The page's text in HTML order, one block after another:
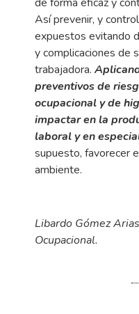
Así prevenir, y
expuestos evitando
y complicaciones de
trabajadora.
preventivos de
ocupacional y de
impactar en la
laboral y en
supuesto, favorecer
ambiente.
Libardo Gómez
Ocupacional.